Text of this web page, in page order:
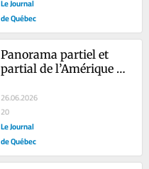
Le Journal
de Québec
Panorama partiel et
partial de l’Amérique
26.06.2026
20
Le Journal
de Québec